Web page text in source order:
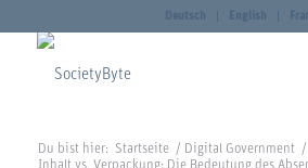
Deutsch English
Du bist hier: Startseite / Digital Government
/